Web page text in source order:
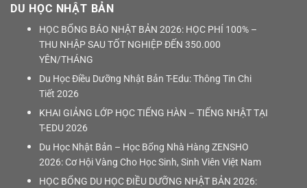
DU HỌC NHẬT BẢN
HỌC BỔNG BÁO NHẬT BẢN 2026: HỌC PHÍ 100% –
THU NHẬP SAU TỐT NGHIỆP ĐẾN 350.000
YÊN/THÁNG
Du Học Điều Dưỡng Nhật Bản T-Edu: Thông Tin Chi
Tiết 2026
KHAI GIẢNG LỚP HỌC TIẾNG HÀN – TIẾNG NHẬT TẠI
T-EDU 2026
Du Học Nhật Bản – Học Bổng Nhà Hàng ZENSHO
2026: Cơ Hội Vàng Cho Học Sinh, Sinh Viên Việt Nam
HỌC BỔNG DU HỌC ĐIỀU DƯỠNG NHẬT BẢN 2026: